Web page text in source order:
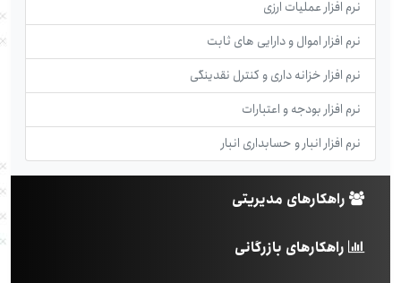
نرم افزار عملیات ارزی
نرم افزار اموال و دارایی های ثابت
نرم افزار خزانه داری و کنترل نقدینگی
نرم افزار بودجه و اعتبارات
نرم افزار انبار و حسابداری انبار
راهکارهای مدیریتی
راهکارهای بازرگانی